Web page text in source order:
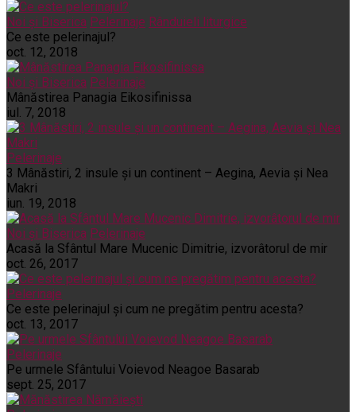
Noi și Biserica Pelerinaje Rânduieli liturgice
Ce este pelerinajul?
oct. 12, 2018
Noi și Biserica Pelerinaje
Mânăstirea Panagia Eikosifinissa
iul. 7, 2018
Pelerinaje
3 Mânăstiri, 2 insule și un continent – Aegina, Aevia și Nea
Makri
iun. 19, 2018
Noi și Biserica Pelerinaje
Acasă la Sfântul Mare Mucenic Dimitrie, izvorâtorul de mir
oct. 26, 2017
Pelerinaje
Ce este pelerinajul şi cum ne pregătim pentru acesta?
oct. 13, 2017
Pelerinaje
Pe urmele Sfântului Voievod Neagoe Basarab
sept. 25, 2017